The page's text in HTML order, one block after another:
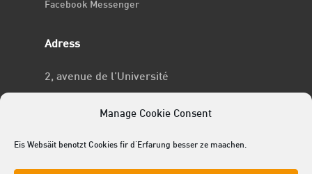
Manage Cookie Consent
Eis Websäit benotzt Cookies fir d'Erfarung besser ze maachen.
Facebook Messenger
Adress
2, avenue de l’Université
No RCSL